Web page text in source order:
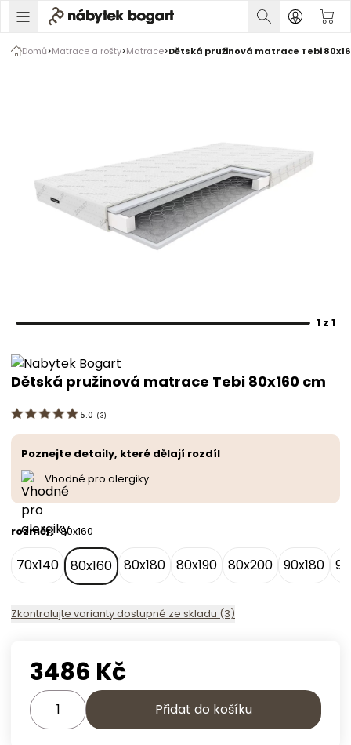
Domů Matrace a rošty Matrace Dětská pružinová matrace Tebi
1 z 1
Dětská pružinová matrace Tebi 80x160 cm
5.0 ( 3)
Poznejte detaily, které dělají rozdíl
Vhodné pro alergiky
rozměr: 80x160
70x140 80x160 80x180 80x190 80x200 90x180
Zkontrolujte varianty dostupné ze skladu (3)
3486 Kč
Přidat do košíku